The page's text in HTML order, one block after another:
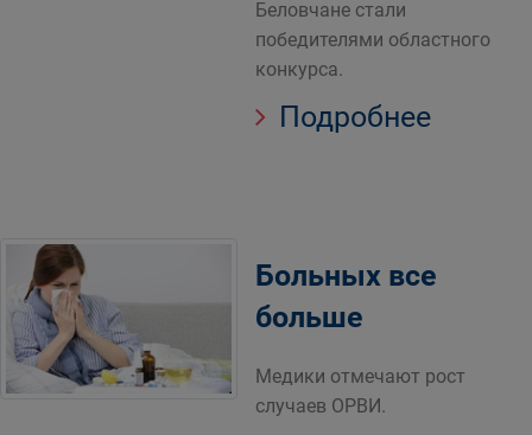
Беловчане стали
победителями областного
конкурса.
Подробнее
Больных все
больше
Медики отмечают рост
случаев ОРВИ.